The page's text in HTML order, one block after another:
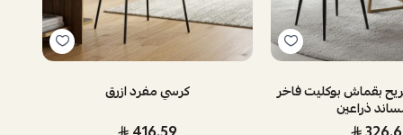
بقماش بوكليت فاخر
ذراعين
كرسي مفرد ازرق